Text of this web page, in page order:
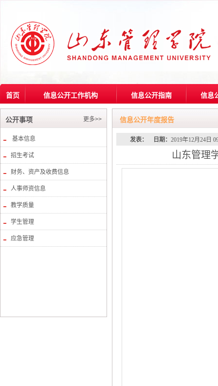
首页 信息公开工作机构 信息公开指南 信息
公开事项 更多>>
基本信息
招生考试
财务、资产及收费信息
人事师资信息
教学质量
学生管理
应急管理
信息公开年度报告
发表： 日期： 2019年12月24日
山东管理